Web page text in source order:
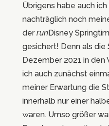
Übrigens habe auch
nachträglich noch
derrunDisney
gesichert! Denn als die
Dezember 2021 in den
ich auch zunächst
meiner Erwartung die
innerhalb nur einer
waren. Umso größer